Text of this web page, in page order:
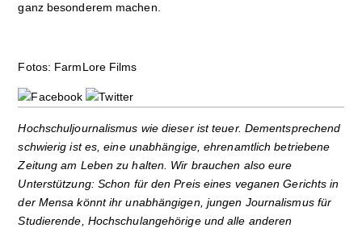
ganz besonderem machen.
Fotos: FarmLore Films
Hochschuljournalismus wie dieser ist teuer. Dementsprechend
schwierig ist es, eine unabhängige, ehrenamtlich betriebene
Zeitung am Leben zu halten. Wir brauchen also eure
Unterstützung: Schon für den Preis eines veganen Gerichts in
der Mensa könnt ihr unabhängigen, jungen Journalismus für
Studierende, Hochschulangehörige und alle anderen